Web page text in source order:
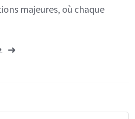
majeures, où chaque